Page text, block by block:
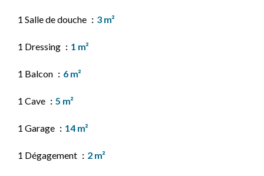
1 Salle de douche 3 m²
1 Dressing 1 m²
1 Balcon 6 m²
1 Cave 5 m²
1 Garage 14 m²
1 Dégagement 2 m²